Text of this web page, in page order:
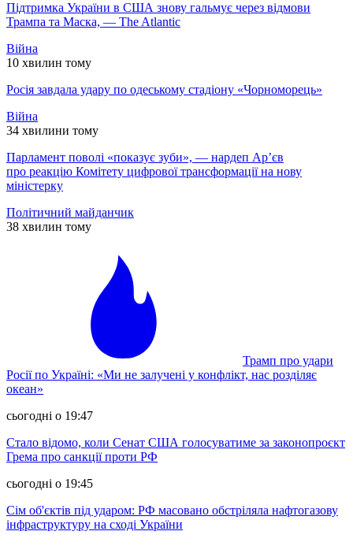
Підтримка України в США знову гальмує через відмови
Трампа та Маска, — The Atlantic
Війна
10 хвилин тому
Росія завдала удару по одеському стадіону «Чорноморець»
Війна
34 хвилини тому
Парламент поволі «показує зуби», — нардеп Ар’єв
про реакцію Комітету цифрової трансформації на нову
міністерку
Політичний майданчик
38 хвилин тому
Трамп про удари
Росії по Україні: «Ми не залучені у конфлікт, нас розділяє
океан»
сьогодні о 19:47
Стало відомо, коли Сенат США голосуватиме за законопроєкт
Грема про санкції проти РФ
сьогодні о 19:45
Сім об'єктів під ударом: РФ масовано обстріляла нафтогазову
інфраструктуру на сході України